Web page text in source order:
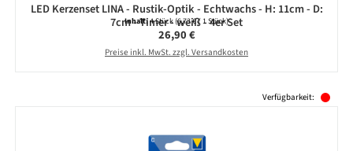
LED Kerzenset LINA - Rustik-Optik - Echtwachs - H: 11cm - D:
7cm - Timer - weiß - 4er Set
Inhalt:4 Stück(6,73 € / 1 Stück)
Regulärer Preis:
26,90 €
Preise inkl. MwSt. zzgl. Versandkosten
Verfügbarkeit: